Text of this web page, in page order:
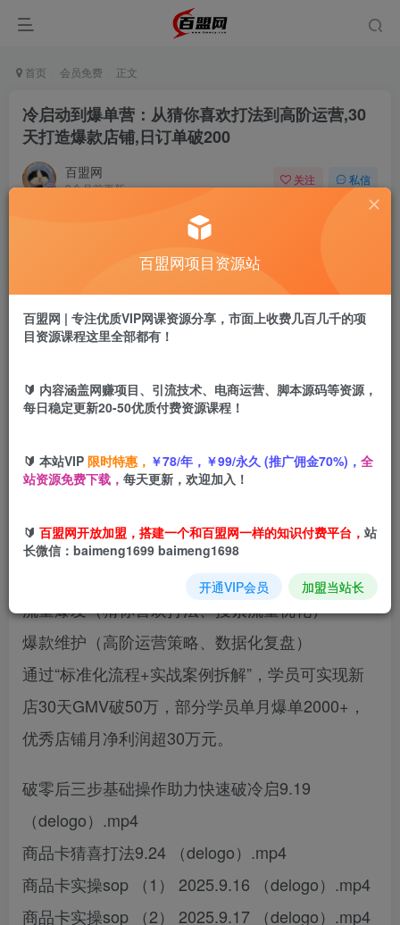
首页 会员免费 正文
冷启动到爆单营：从猜你喜欢打法到高阶运营,30
天打造爆款店铺,日订单破200
百盟网
9个月前更新
关注 私信
盟币9.9
立即购买
持续盈利”三阶段，涵盖三大核心模块：
冷启动突破（破零三步法、商品卡基础SOP）
流量爆发（猜你喜欢打法、搜索流量优化）
爆款维护（高阶运营策略、数据化复盘）
通过“标准化流程+实战案例拆解”，学员可实现新
店30天GMV破50万，部分学员单月爆单2000+，
优秀店铺月净利润超30万元。
破零后三步基础操作助力快速破冷启9.19
（delogo）.mp4
商品卡猜喜打法9.24 （delogo）.mp4
商品卡实操sop （1） 2025.9.16 （delogo）.mp4
商品卡实操sop （2） 2025.9.17 （delogo）.mp4
百盟网项目资源站
百盟网 | 专注优质VIP网课资源分享，市面上收费几百几千的项
目资源课程这里全部都有！
🔰 内容涵盖网赚项目、引流技术、电商运营、脚本源码等资源，
每日稳定更新20-50优质付费资源课程！
🔰 本站VIP 限时特惠， ￥78/年，￥99/永久 (推广佣金70%)， 全
站资源免费下载， 每天更新，欢迎加入！
🔰 百盟网开放加盟，搭建一个和百盟网一样的知识付费平台， 站
长微信：baimeng1699 baimeng1698
开通VIP会员 加盟当站长